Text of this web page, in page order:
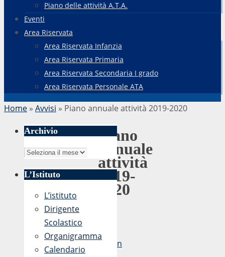
Piano delle attività A.T.A.
Eventi
Area Riservata
Area Riservata Infanzia
Area Riservata Primaria
Area Riservata Secondaria I grado
Area Riservata Personale ATA
Home » Avvisi » Piano annuale attività 2019-2020
Piano
annuale
attività
2019-
2020
admin
Archivio
Archivio
L’Istituto
L’istituto
Dirigente
Scolastico
Organigramma
Calendario